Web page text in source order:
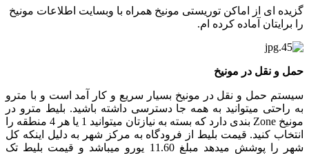
گزیده ای از اماکن توریستی مونیخ همراه با وبسایت اطلاعات مونیخ
را برایتان آماده کرده ام.
حمل و نقل در مونیخ
سیستم حمل و نقل در مونیخ بسیار سریع و کار آمد است و با مترو
به راحتی میتوانید به همه جا دسترسی داشته باشید. بلیط مترو در
مونیخ Zone بندی دارد که بسته به نیازتان میتوانید 1 یا هر 4 منطقه را
انتخاب کنید. قیمت بلیط از فرودگاه به مرکز شهر به دلیل اینکه کل
شهر را پوشش میدهد مبلغ 11.60 یورو میباشد و قیمت بلیط تک